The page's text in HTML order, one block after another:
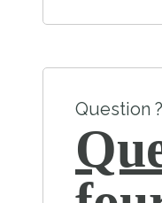
Question